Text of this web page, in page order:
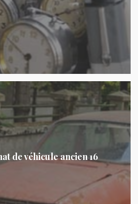
de véhicule ancien 16